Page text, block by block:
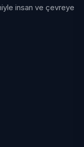
insan ve çevreye